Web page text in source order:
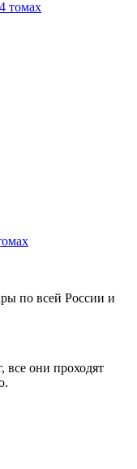
по всей России и
все они проходят